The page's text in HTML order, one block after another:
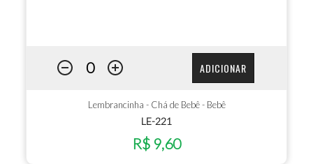
ADICIONAR
Lembrancinha - Chá de Bebê - Bebê
LE-221
R$ 9,60